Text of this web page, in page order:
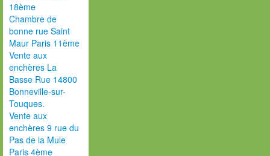
18ème
Chambre de
bonne rue Saint
Maur Paris 11ème
Vente aux
enchères La
Basse Rue 14800
Bonneville-sur-
Touques.
Vente aux
enchères 9 rue du
Pas de la Mule
Paris 4ème